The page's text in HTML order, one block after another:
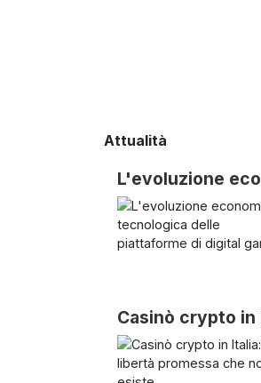
Attualità
L'evoluzione
Casinò crypto